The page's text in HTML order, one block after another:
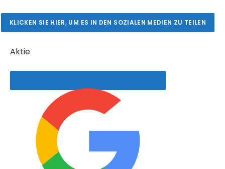
r
ö
f
n
KLICKEN SIE HIER, UM ES IN DEN SOZIALEN MEDIEN ZU TEILEN
Aktie